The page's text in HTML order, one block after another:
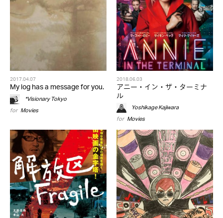
2017.04.07
My log has a message for you.
*Visionary Tokyo
for Movies
2018.06.03
アニー・イン・ザ・ターミナ
ル
Yoshikage Kajiwara
for Movies